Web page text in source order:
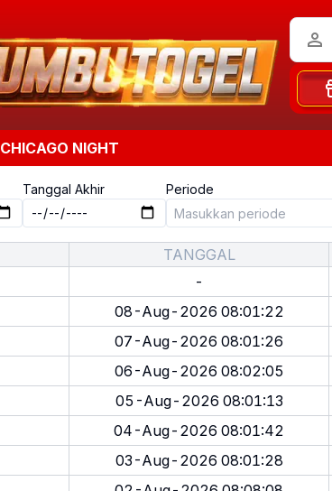
CHICAGO NIGHT
Tanggal Akhir
Periode
TANGGAL
-
08-Aug-2026 08:01:22
07-Aug-2026 08:01:26
06-Aug-2026 08:02:05
05-Aug-2026 08:01:13
04-Aug-2026 08:01:42
03-Aug-2026 08:01:28